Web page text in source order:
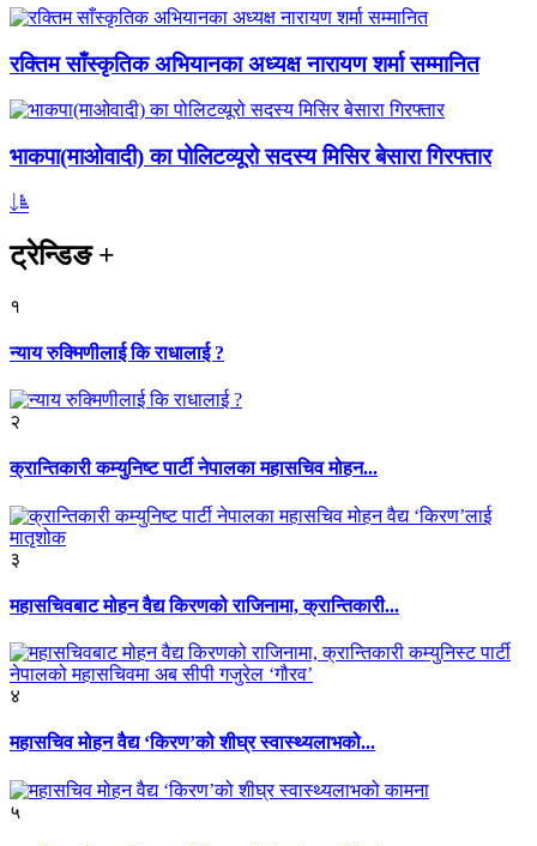
रक्तिम साँस्कृतिक अभियानका अध्यक्ष नारायण शर्मा सम्मानित
भाकपा(माओवादी) का पोलिटव्यूरो सदस्य मिसिर बेसारा गिरफ्तार
ट्रेन्डिङ+
१
न्याय रुक्मिणीलाई कि राधालाई ?
२
क्रान्तिकारी कम्युनिष्ट पार्टी नेपालका महासचिव मोहन...
३
महासचिवबाट मोहन वैद्य किरणको राजिनामा, क्रान्तिकारी...
४
महासचिव मोहन वैद्य ‘किरण’को शीघ्र स्वास्थ्यलाभको...
५